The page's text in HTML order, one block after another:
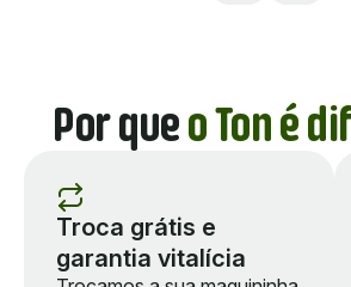
Por queo Ton é
Troca grátis e
garantia vitalícia